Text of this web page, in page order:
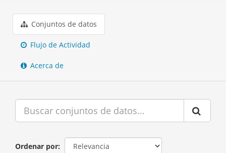
Conjuntos de datos
Flujo de Actividad
Acerca de
Ordenar por